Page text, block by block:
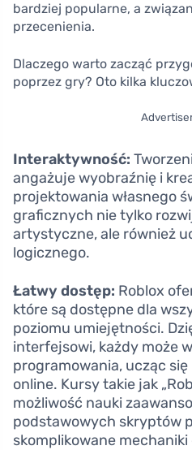
bardziej popularne, a
przecenienia.
Dlaczego warto zacząć
poprzez gry? Oto kilka
Interaktywność:
angażuje wyobraźnię i
projektowania własnego
graficznych nie tylko
artystyczne, ale również
logicznego.
Łatwy dostęp: Roblox
które są dostępne dla
poziomu umiejętności.
interfejsowi, każdy może
programowania, ucząc
online. Kursy takie jak
możliwość nauki
podstawowych skryptów
skomplikowane mechaniki